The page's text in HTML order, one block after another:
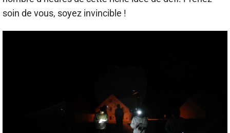
soin de vous, soyez invincible !